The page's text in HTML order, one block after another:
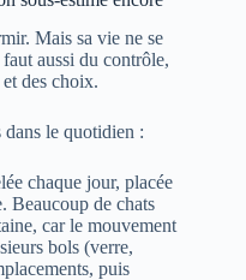
Mais sa vie ne se
aussi du contrôle,
des choix.
le quotidien :
chaque jour, placée
Beaucoup de chats
car le mouvement
bols (verre,
puis